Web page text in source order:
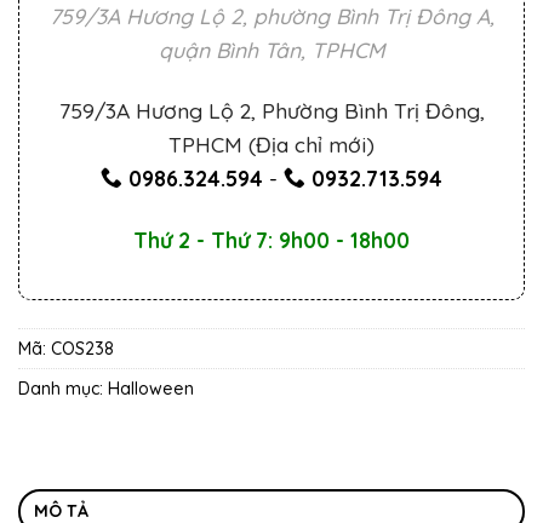
759/3A Hương Lộ 2, phường Bình Trị Đông A,
quận Bình Tân, TPHCM
759/3A Hương Lộ 2, Phường Bình Trị Đông,
TPHCM (Địa chỉ mới)
0986.324.594 - 0932.713.594
Thứ 2 - Thứ 7: 9h00 - 18h00
Mã: COS238
Danh mục: Halloween
MÔ TẢ